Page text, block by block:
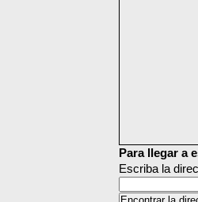
Para llegar a
Escriba la